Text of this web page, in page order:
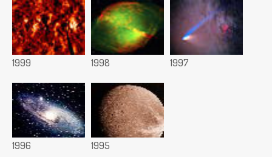
1999 1998 1997
1996 1995